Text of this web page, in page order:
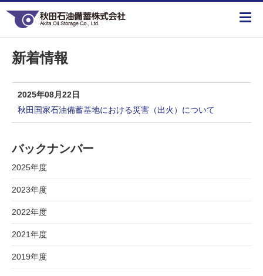
新着情報
2025年08月22日
秋田国家石油備蓄基地における災害（出火）について
バックナンバー
2025年度
2023年度
2022年度
2021年度
2019年度